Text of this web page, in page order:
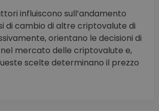
influiscono sull’andamento
di cambio di altre criptovalute di
orientano le decisioni di
mercato delle criptovalute e,
scelte determinano il prezzo